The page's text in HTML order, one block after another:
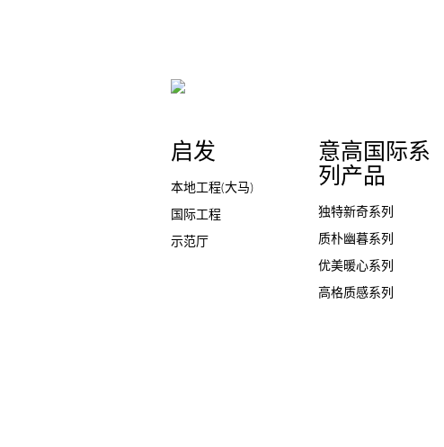
启发
本地工程(大马)
国际工程
示范厅
意高国际系
列产品
独特新奇系列
质朴幽暮系列
优美暖心系列
高格质感系列